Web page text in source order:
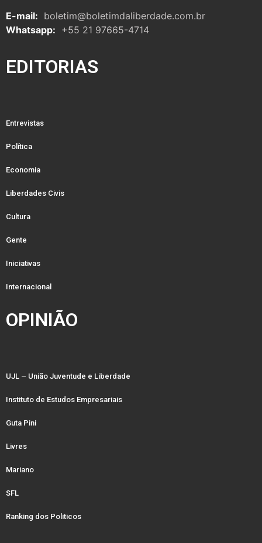
E-mail: boletim@boletimdaliberdade.com.br
Whatsapp: +55 21 97665-4714
EDITORIAS
Entrevistas
Política
Economia
Liberdades Civis
Cultura
Gente
Iniciativas
Internacional
OPINIÃO
UJL – União Juventude e Liberdade
Instituto de Estudos Empresariais
Guta Pini
Livres
Mariano
SFL
Ranking dos Politicos